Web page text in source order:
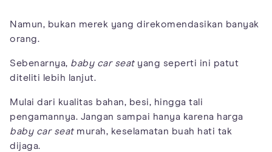
Namun, bukan merek yang direkomendasikan banyak
orang.
Sebenarnya, baby car seatyang seperti ini patut
diteliti lebih lanjut.
Mulai dari kualitas bahan, besi, hingga tali
pengamannya. Jangan sampai hanya karena harga
baby car seatmurah, keselamatan buah hati tak
dijaga.